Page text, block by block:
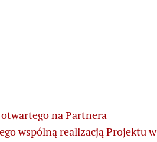
na Partnera
wspólną realizacją Projektu w